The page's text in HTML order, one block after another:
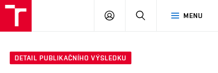
MENU
PŘIHLÁSIT
DETAIL PUBLIKAČNÍHO VÝSLEDKU